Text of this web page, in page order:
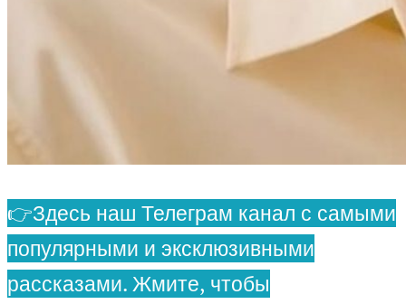
👉Здесь наш Телеграм канал с самыми
популярными и эксклюзивными
рассказами. Жмите, чтобы